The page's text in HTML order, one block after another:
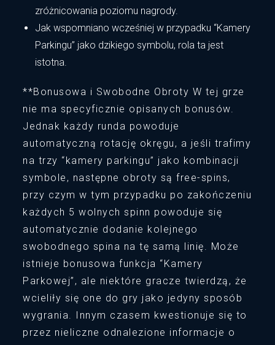
zróżnicowania poziomu nagrody.
Jak wspomniano wcześniej w przypadku “Kamery
Parkingu” jako dzikiego symbolu, rola ta jest
istotna.
**Bonusowa i Swobodne Obroty W tej grze
nie ma specyficznie opisanych bonusów.
Jednak każdy runda powoduje
automatyczną rotację okręgu, a jeśli trafimy
na trzy “kamery parkingu” jako kombinacji
symbole, następne obroty są free-spins,
przy czym w tym przypadku po zakończeniu
każdych 5 wolnych spinn powoduje się
automatycznie dodanie kolejnego
swobodnego spina na tę samą linię. Może
istnieje bonusowa funkcja “Kamery
Parkowej”, ale niektóre gracze twierdzą, że
wcieliły się one do gry jako jedyny sposób
wygrania. Innym czasem kwestionuje się to
przez nieliczne odnalezione informacje o